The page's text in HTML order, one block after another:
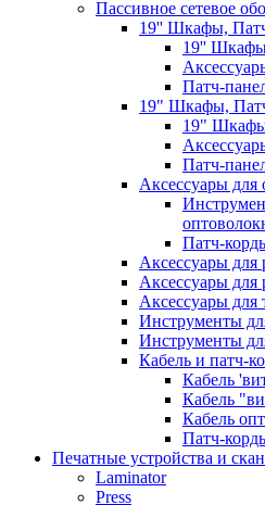
Пассивное сетевое
19'' Шкафы,
19''
Патч-
19" Шкафы,
19"
Патч-
Аксессуары для
Патч-
Аксессуары для
Аксессуары
Аксессуары для
Инструменты
Инструменты
Кабель и патч-
Кабель
Кабель
Кабель
Патч-
Печатные устройства и
Laminator
Press